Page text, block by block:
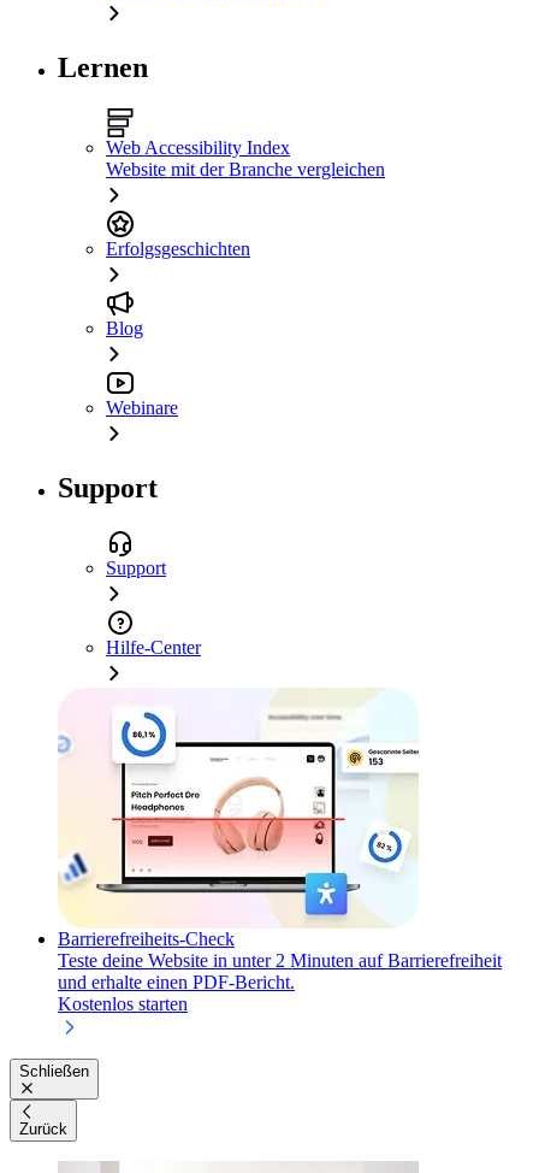
Lernen
Web Accessibility Index
Website mit der Branche vergleichen
Erfolgsgeschichten
Blog
Webinare
Support
Support
Hilfe-Center
Barrierefreiheits-Check
Teste deine Website in unter 2 Minuten auf Barrierefreiheit
und erhalte einen PDF-Bericht.
Kostenlos starten
Schließen
Zurück